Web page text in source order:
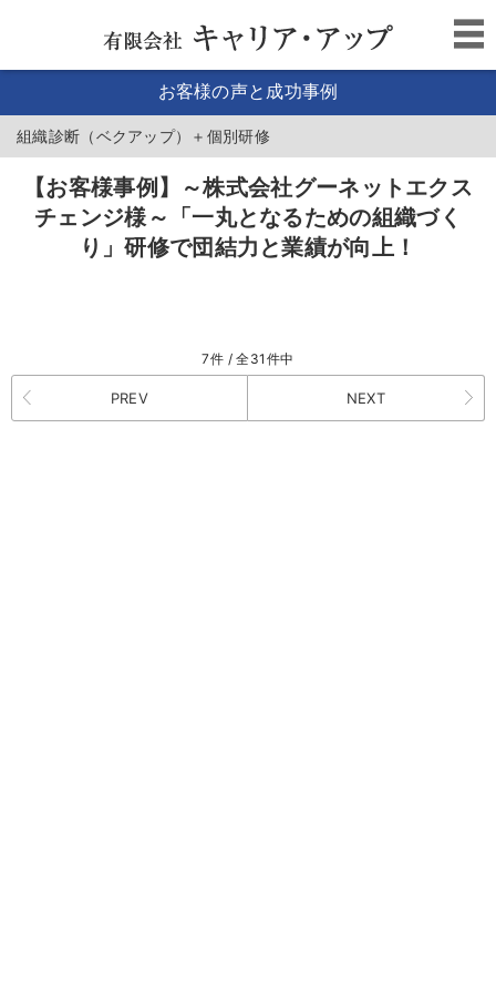
お客様の声と成功事例
組織診断（ベクアップ）＋個別研修
【お客様事例】～株式会社グーネットエクス
チェンジ様～「一丸となるための組織づく
り」研修で団結力と業績が向上！
7件 / 全31件中
PREV NEXT